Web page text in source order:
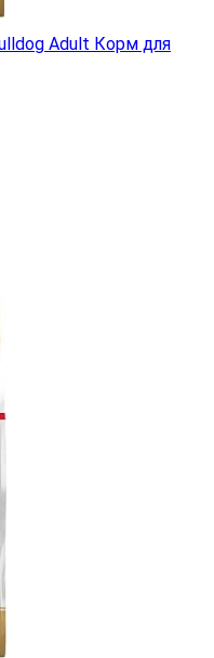
Adult Корм ​​для